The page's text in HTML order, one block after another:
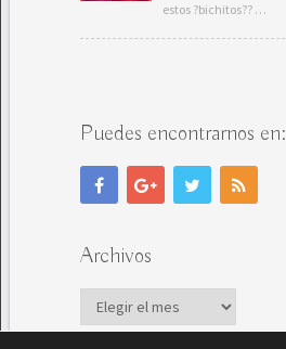
estos ?bichitos?? …
Puedes encontrarnos en:
Archivos
Archivos